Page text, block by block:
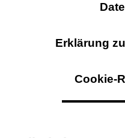
Erklärung
Cookie-